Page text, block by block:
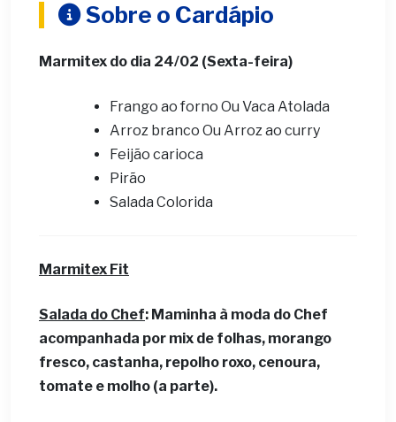
Sobre o Cardápio
Marmitex do dia 24/02 (Sexta-feira)
Frango ao forno Ou Vaca Atolada
Arroz branco Ou Arroz ao curry
Feijão carioca
Pirão
Salada Colorida
Marmitex Fit
Salada do Chef: Maminha à moda do Chef
acompanhada por mix de folhas, morango
fresco, castanha, repolho roxo, cenoura,
tomate e molho (a parte).